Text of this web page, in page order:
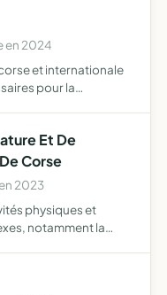
en 2024
et internationale
pour la
Et De
Corse
2023
physiques et
notamment la